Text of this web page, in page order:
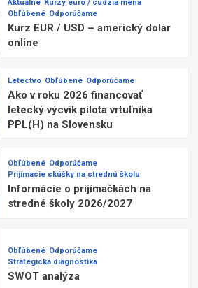
Aktuálne Kurzy euro / cudzia mena
Obľúbené Odporúčame
Kurz EUR / USD – americký dolár
online
Letectvo Obľúbené Odporúčame
Ako v roku 2026 financovať
letecký výcvik pilota vrtuľníka
PPL(H) na Slovensku
Obľúbené Odporúčame
Prijímacie skúšky na strednú školu
Informácie o prijímačkách na
stredné školy 2026/2027
Obľúbené Odporúčame
Strategická diagnostika
SWOT analýza